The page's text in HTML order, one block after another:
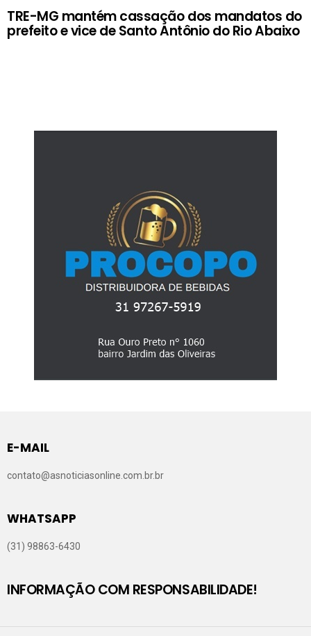
TRE-MG mantém cassação dos mandatos do
prefeito e vice de Santo Antônio do Rio Abaixo
E-MAIL
contato@asnoticiasonline.com.br.br
WHATSAPP
(31) 98863-6430
INFORMAÇÃO COM RESPONSABILIDADE!